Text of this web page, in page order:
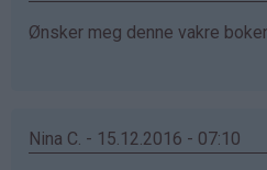
Ønsker meg denne vakre
Nina C. - 15.12.2016 - 07:10